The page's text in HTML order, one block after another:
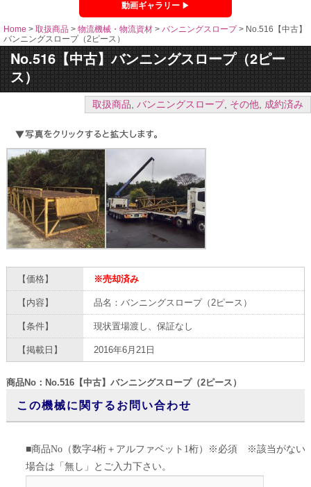
動画ギャラリー
Home > 取扱商品 > 物流機械・物流資材 > バンニングスロープ> No.516【中古】
バンニングスロープ（2ピース）
No.516【中古】バンニングスロープ（2ピー
ス）
取扱商品, バンニングスロープ, その他, 成約済み
【価格】 ※売却済み
【内容】 品名：バンニングスロープ（2ピース）
【条件】 現状置場渡し、保証なし
【掲載日】 2016年6月21日
商品No：No.516【中古】バンニングスロープ（2ピース）
この機械に関するお問い合わせ